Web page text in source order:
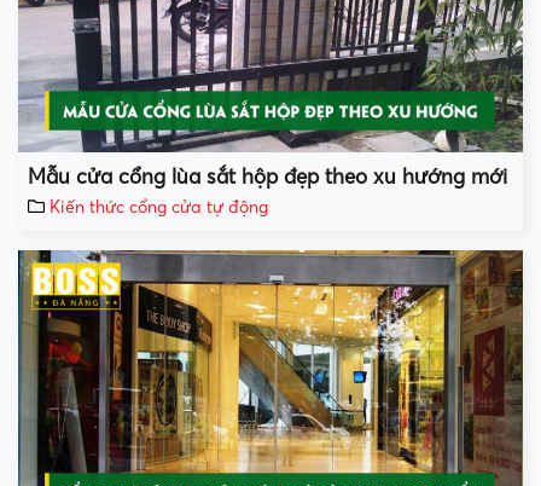
Mẫu cửa cổng lùa sắt hộp đẹp theo xu hướng mới
Kiến thức cổng cửa tự động